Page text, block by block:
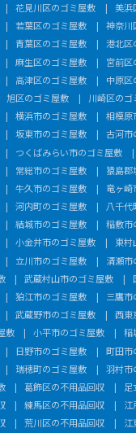
花見川区のゴミ屋敷
美浜
若葉区のゴミ屋敷
神奈川
青葉区のゴミ屋敷
港北区
麻生区のゴミ屋敷
宮前区
高津区のゴミ屋敷
中原区
旭区のゴミ屋敷
川崎区のゴ
横浜市のゴミ屋敷
相模原
坂東市のゴミ屋敷
古河市
つくばみらい市のゴミ屋敷
常総市のゴミ屋敷
猿島郡
牛久市のゴミ屋敷
竜ヶ崎
河内町のゴミ屋敷
八千代
結城市のゴミ屋敷
稲敷市
小金井市のゴミ屋敷
東村
立川市のゴミ屋敷
清瀬市
武蔵村山市のゴミ屋敷
狛江市のゴミ屋敷
三鷹市
武蔵野市のゴミ屋敷
西東
敷
小平市のゴミ屋敷
稲
日野市のゴミ屋敷
町田市
瑞穂町のゴミ屋敷
羽村市
葛飾区の不用品回収
練馬区の不用品回収
江
荒川区の不用品回収
江